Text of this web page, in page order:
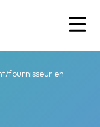
fournisseur en